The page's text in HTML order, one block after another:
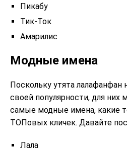
Пикабу
Тик-Ток
Амарилис
Модные имена
Поскольку утята лалафанфан
своей популярности, для них
самые модные имена, какие
ТОПовых кличек. Давайте
Лала